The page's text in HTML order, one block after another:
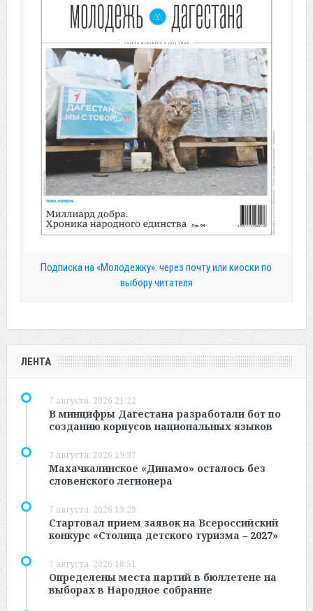
Подписка на «Молодежку»: через почту или киоски по
выбору читателя
ЛЕНТА
7 августа, 2026 21:22
В минцифры Дагестана разработали бот по
созданию корпусов национальных языков
7 августа, 2026 19:37
Махачкалинское «Динамо» осталось без
словенского легионера
7 августа, 2026 19:29
Стартовал прием заявок на Всероссийский
конкурс «Столица детского туризма – 2027»
7 августа, 2026 18:51
Определены места партий в бюллетене на
выборах в Народное собрание